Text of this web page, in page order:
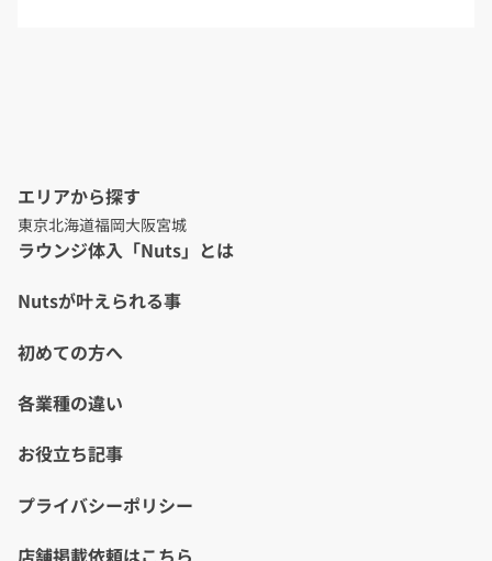
エリアから探す
東京北海道福岡大阪宮城
ラウンジ体入「Nuts」とは
Nutsが叶えられる事
初めての方へ
各業種の違い
お役立ち記事
プライバシーポリシー